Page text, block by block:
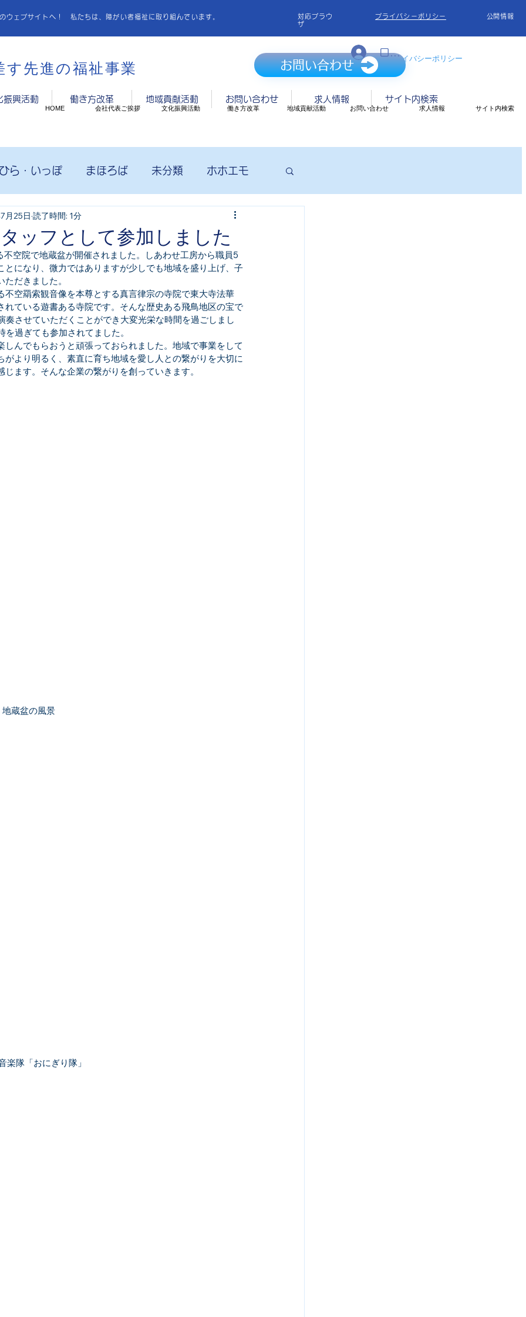
ウェブサイトへ！ 私たちは、障がい者福祉に取り組んでいます。
対応ブラウ
ザ
プライバシーポリシー ​公開情報
す先進の福祉事業 お問い合わせ
振興活動 働き方改革 地域貢献活動 お問い合わせ 求人情報 サイト内検索
ログイン
ら・いっぽ まほろば 未分類 ホホエモ
未分類
いっぽ 新規投稿 てのひら・いっぽ
規投稿 まほろば 新規投稿 まほろば
あわせ工房 新規投稿 しあわせ工房
ッフとして参加しました
月25日 読了時間: 1分
空院で地蔵盆が開催されました。しあわせ工房から職員5
になり、微力ではありますが少しでも地域を盛り上げ、子
だきました。
空羂索観音像を本尊とする真言律宗の寺院で東大寺法華
ている遊書ある寺院です。そんな歴史ある飛鳥地区の宝で
させていただくことができ大変光栄な時間を過ごしまし
過ぎても参加されてました。
んでもらおうと頑張っておられました。地域で事業をして
より明るく、素直に育ち地域を愛し人との繋がりを大切に
ます。そんな企業の繋がりを創っていきます。
地蔵盆の風景
楽隊「おにぎり隊」
HOME 会社代表ご挨拶 文化振興活動 働き方改革 地域貢献活動 お問い合わせ 求人情報 サイト内検索
​対応ブラウザ プライバシーポリシー